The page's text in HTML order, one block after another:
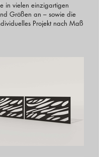
in vielen einzigartigen
Größen an – sowie die
Projekt nach Maß